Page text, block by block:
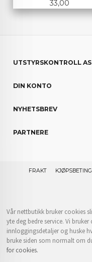
Pris
33,00
UTSTYRSKONTROLL AS
DIN KONTO
NYHETSBREV
PARTNERE
FRAKT
Vår nettbutikk bruker cookies
yte deg bedre service. Vi
innloggingsdetaljer og huske
bruke siden som normalt om
for cookies.